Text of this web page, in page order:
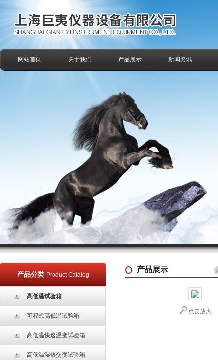
网站首页 关于我们 产品展示 新闻资讯
产品分类 Product Catalog
高低温试验箱
可程式高低温试验箱
高低温快速温变试验箱
高低温湿热交变试验箱
产品展示
点击放大